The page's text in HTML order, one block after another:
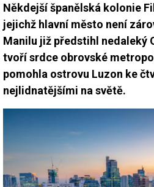
Někdejší španělská kolonie
jejichž hlavní město není
Manilu již předstihl nedaleký
tvoří srdce obrovské
pomohla ostrovu Luzon ke
nejlidnatějšími na světě.